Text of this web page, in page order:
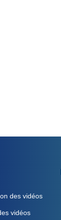
des vidéos
vidéos